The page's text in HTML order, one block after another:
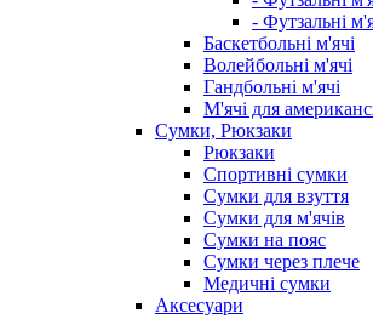
- Футзальні
Баскетбольні м'ячі
Волейбольні м'ячі
Гандбольні м'ячі
М'ячі для
Сумки, Рюкзаки
Рюкзаки
Спортивні сумки
Сумки для взуття
Сумки для м'ячів
Сумки на пояс
Сумки через плече
Медичні сумки
Аксесуари